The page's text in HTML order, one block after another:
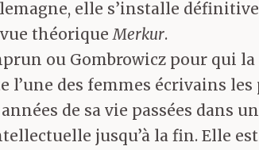
elle s’installe
théorique Merkur.
ou Gombrowicz pour qui
l’une des femmes écrivains
de sa vie passées dans
jusqu’à la fin. Elle